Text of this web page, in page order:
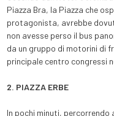
Piazza Bra, la Piazza che
protagonista, avrebbe
non avesse perso il bus
da un gruppo di motorini di
principale centro congressi
2. PIAZZA ERBE
In pochi minuti, percorrendo